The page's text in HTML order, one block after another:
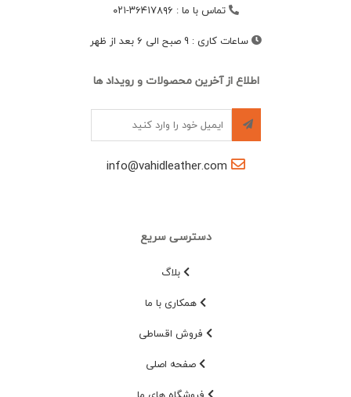
تماس با ما : ۳۶۴۱۷۸۹۶-۰۲۱
ساعات کاری : 9 صبح الی 6 بعد از ظهر
اطلاع از آخرین محصولات و رویداد ها
info@vahidleather.com
دسترسی سریع
بلاگ
همکاری با ما
فروش اقساطی
صفحه اصلی